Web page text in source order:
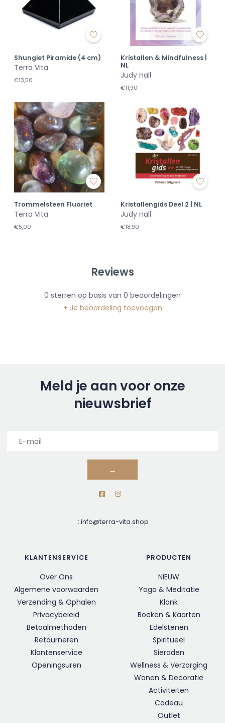
Shungiet Piramide (4 cm)
Terra Vita
€13,50
Kristallen & Mindfulness |
NL
Judy Hall
€11,90
Trommelsteen Fluoriet
Terra Vita
€5,00
Kristallengids Deel 2 | NL
Judy Hall
€18,90
Reviews
0 sterren op basis van 0 beoordelingen
+ Je beoordeling toevoegen
Meld je aan voor onze
nieuwsbrief
→
:: info@terra-vita.shop
KLANTENSERVICE
Over Ons
Algemene voorwaarden
Verzending & Ophalen
Privacybeleid
Betaalmethoden
Retourneren
Klantenservice
Openingsuren
PRODUCTEN
NIEUW
Yoga & Meditatie
Klank
Boeken & Kaarten
Edelstenen
Spiritueel
Sieraden
Wellness & Verzorging
Wonen & Decoratie
Activiteiten
Cadeau
Outlet